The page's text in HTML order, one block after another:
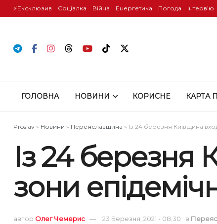
⚡️Ексклюзив Соціалка Війна Енергетика Погода Інтервʼю
ГОЛОВНА НОВИНИ КОРИСНЕ КАРТА
Proslav » Новини » Переяславщина » Із 24 березня Київщина
Із 24 березня
зони
автор Олег Чемерис 23 Березня, 2021 - 08:30 в